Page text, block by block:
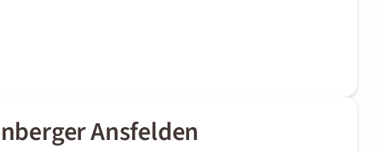
Ansfelden